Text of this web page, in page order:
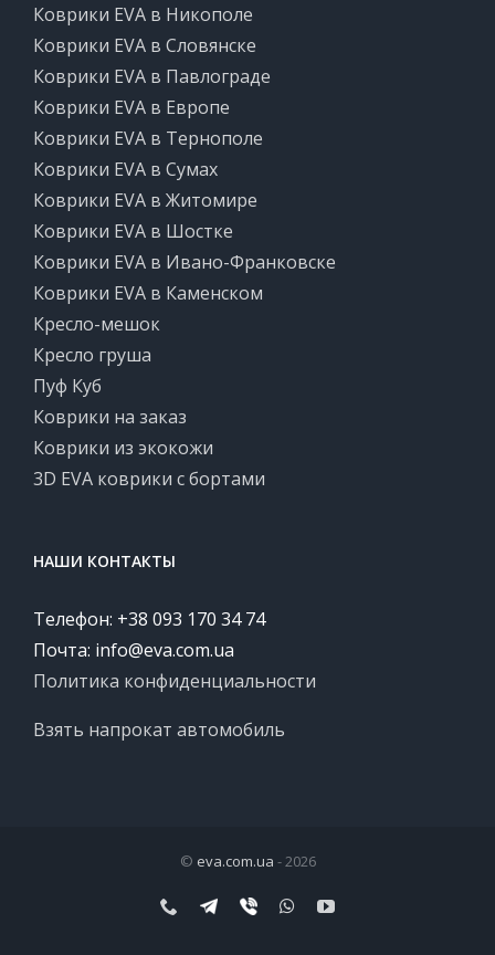
Коврики EVA в Никополе
Коврики EVA в Словянске
Коврики EVA в Павлограде
Коврики EVA в Европе
Коврики EVA в Тернополе
Коврики EVA в Сумах
Коврики EVA в Житомире
Коврики EVA в Шостке
Коврики EVA в Ивано-Франковске
Коврики EVA в Каменском
Кресло-мешок
Кресло груша
Пуф Куб
Коврики на заказ
Коврики из экокожи
3D EVA коврики с бортами
НАШИ КОНТАКТЫ
Телефон: +38 093 170 34 74
Почта: info@eva.com.ua
Политика конфиденциальности
Взять напрокат автомобиль
© eva.com.ua - 2026